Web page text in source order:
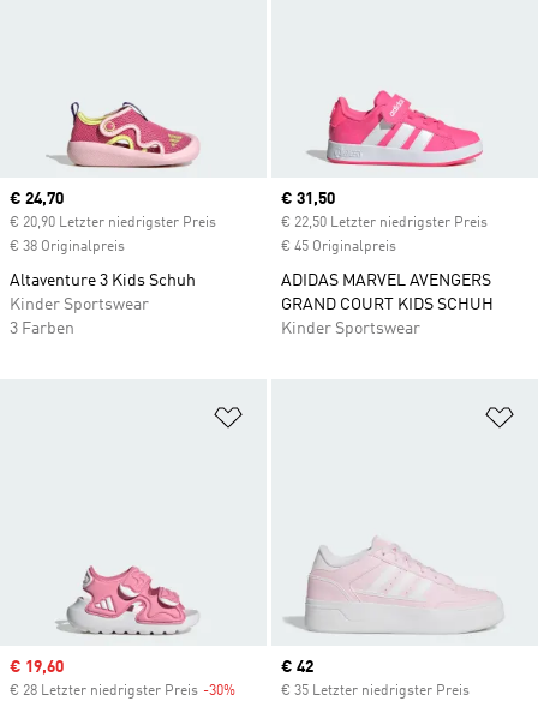
Current price
€ 24,70
€ 20,90 Letzter niedrigster Preis
€ 38 Originalpreis
Altaventure 3 Kids Schuh
Kinder Sportswear
3 Farben
Current price
€ 31,50
€ 22,50 Letzter niedrigster Preis
€ 45 Originalpreis
ADIDAS MARVEL AVENGERS
GRAND COURT KIDS SCHUH
Kinder Sportswear
Sale price
€ 19,60
€ 28 Letzter niedrigster Preis -30% Discount
Current price
€ 42
€ 35 Letzter niedrigster Preis